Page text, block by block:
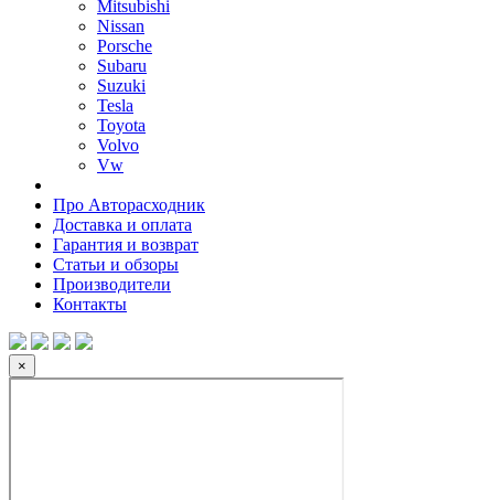
Mitsubishi
Nissan
Porsche
Subaru
Suzuki
Tesla
Toyota
Volvo
Vw
Про Авторасходник
Доставка и оплата
Гарантия и возврат
Статьи и обзоры
Производители
Контакты
×